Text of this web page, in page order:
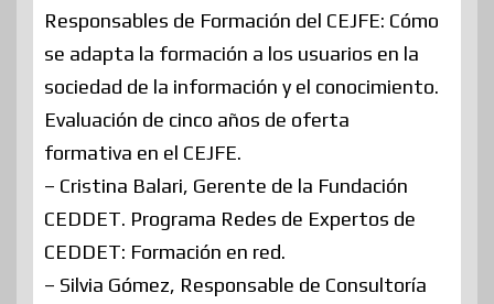
Responsables de Formación del CEJFE: Cómo
se adapta la formación a los usuarios en la
sociedad de la información y el conocimiento.
Evaluación de cinco años de oferta
formativa en el CEJFE.
– Cristina Balari, Gerente de la Fundación
CEDDET. Programa Redes de Expertos de
CEDDET: Formación en red.
– Silvia Gómez, Responsable de Consultoría